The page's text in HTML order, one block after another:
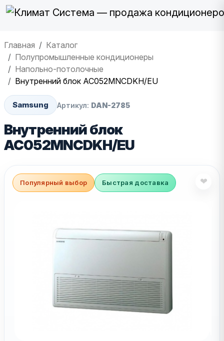
Главная
Каталог
Полупромышленные кондиционеры
Напольно-потолочные
Внутренний блок AC052MNCDKH/EU
Samsung Артикул: DAN-2785
Внутренний блок
AC052MNCDKH/EU
Популярный выбор Быстрая доставка ❤